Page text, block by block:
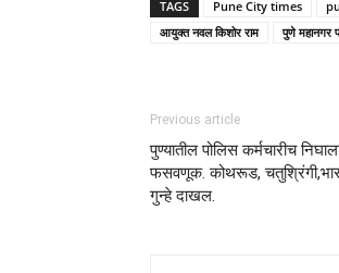
TAGS Pune City times
आयुक्त नवल किशोर राम
पुणे महानगर
Previous article
पुण्यातील पोलिस कर्मचारीच
फसवणूक. कोथरूड, चतुश्रिंगी,भारती
गुन्हे दाखल.